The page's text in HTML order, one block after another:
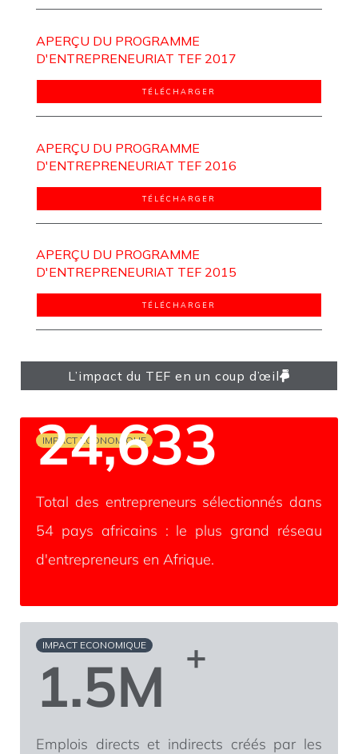
APERÇU DU PROGRAMME
D'ENTREPRENEURIAT TEF 2017
TÉLÉCHARGER
APERÇU DU PROGRAMME
D'ENTREPRENEURIAT TEF 2016
TÉLÉCHARGER
APERÇU DU PROGRAMME
D'ENTREPRENEURIAT TEF 2015
TÉLÉCHARGER
L’impact du TEF en un coup d’œil
IMPACT ECONOMIQUE
24,633
Total des entrepreneurs sélectionnés dans
54 pays africains : le plus grand réseau
d'entrepreneurs en Afrique.
IMPACT ECONOMIQUE +
1.5M
Emplois directs et indirects créés par les